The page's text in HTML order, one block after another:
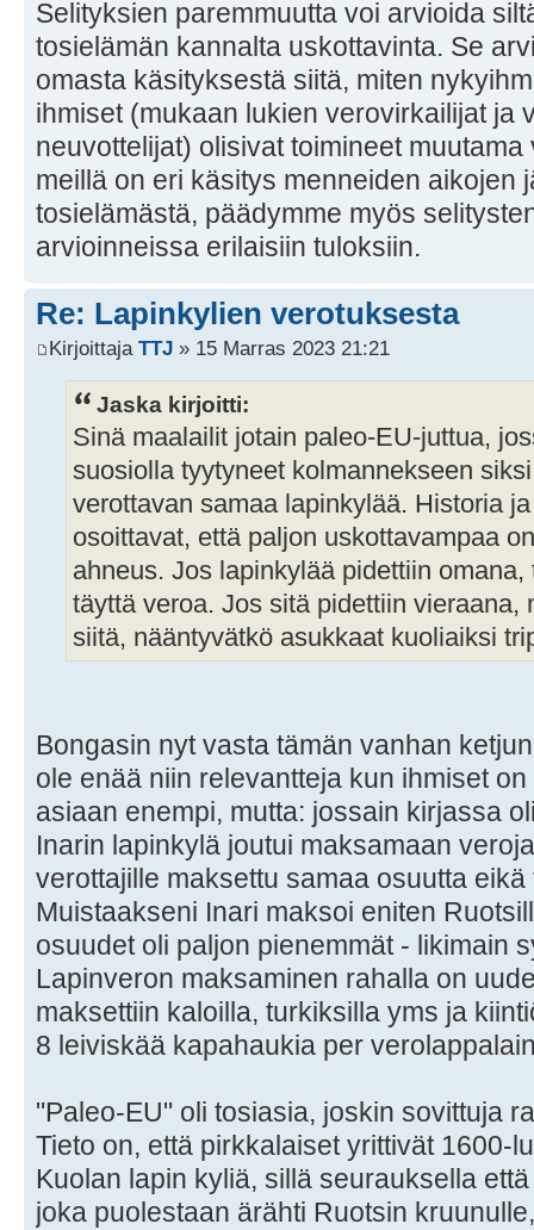
Selityksien paremmuutta voi arvioida
tosielämän kannalta uskottavinta. Se
omasta käsityksestä siitä, miten
ihmiset (mukaan lukien verovirkailijat ja
neuvottelijat) olisivat toimineet
meillä on eri käsitys menneiden aikojen
tosielämästä, päädymme myös
arvioinneissa erilaisiin tuloksiin.
Re: Lapinkylien verotuksesta
Kirjoittaja TTJ » 15 Marras 2023 21:21
Jaska kirjoitti:
Sinä maalailit jotain paleo-EU-juttua,
suosiolla tyytyneet kolmannekseen
verottavan samaa lapinkylää. Historia
osoittavat, että paljon uskottavampaa
ahneus. Jos lapinkylää pidettiin
täyttä veroa. Jos sitä pidettiin vieraana,
siitä, nääntyvätkö asukkaat kuoliaiksi
Bongasin nyt vasta tämän vanhan
ole enää niin relevantteja kun ihmiset
asiaan enempi, mutta: jossain kirjassa
Inarin lapinkylä joutui maksamaan
verottajille maksettu samaa osuutta
Muistaakseni Inari maksoi eniten
osuudet oli paljon pienemmät - likimain
Lapinveron maksaminen rahalla on
maksettiin kaloilla, turkiksilla yms ja
8 leiviskää kapahaukia per
"Paleo-EU" oli tosiasia, joskin sovittuja
Tieto on, että pirkkalaiset yrittivät 1600-
Kuolan lapin kyliä, sillä seurauksella
joka puolestaan ärähti Ruotsin